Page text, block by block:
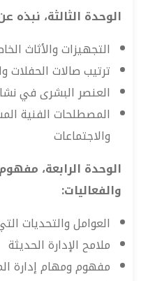
الوحدة الثالثة، نبذه
التجهيزات والأثاث
ترتيب صالات الحفلات
العنصر البشرى في
المصطلحات الفنية
والاجتماعات
الوحدة الرابعة،
والفعاليات:
العوامل والتحديات
ملامح الإدارة الحديثة
مفهوم ومهام إدارة